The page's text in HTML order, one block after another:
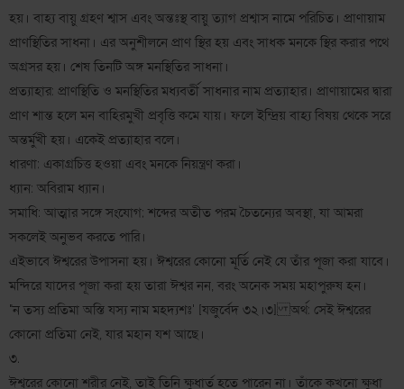
হয়। বাহ্য বায়ু গ্রহণ শ্বাস এবং অন্তঃস্থ বায়ু ত্যাগ প্রশ্বাস নামে পরিচিত। প্রাণায়াম
প্রাণস্থিতির সাধনা। এর অনুশীলনে প্রাণ স্থির হয় এবং সাধক মনকে স্থির করার পথে
অগ্রসর হয়। শেষ তিনটি অঙ্গ মনস্থিতির সাধনা।
প্রত্যাহার: প্রাণস্থিতি ও মনস্থিতির মধ্যবর্তী সাধনার নাম প্রত্যাহার। প্রাণায়ামের দ্বারা
প্রাণ শান্ত হলে মন বাহিরমুখী প্রবৃত্তি কমে যায়। ফলে ইন্দ্রিয় বাহ্য বিষয় থেকে সরে
অন্তর্মুখী হয়। একেই প্রত্যাহার বলে।
ধারণা: একাগ্রচিত্ত হওয়া এবং মনকে নিয়ন্ত্রণ করা।
ধ্যান: অবিরাম ধ্যান।
সমাধি: আত্মার সঙ্গে সংযোগ; শব্দের অতীত পরম চৈতন্যের অবস্থা, যা আমরা
সকলেই অনুভব করতে পারি।
এইভাবে ঈশ্বরের উপাসনা হয়। ঈশ্বরের কোনো মূর্তি নেই যে তাঁর পূজা করা যাবে।
মন্দিরে যাদের পূজা করা হয় তারা ঈশ্বর নন, বরং অনেক সময় মহাপুরুষ হন।
"ন তস্য প্রতিমা অস্তি যস্য নাম মহদ্যশঃ' [যজুর্বেদ ৩২।৩] অর্থ: সেই ঈশ্বরের
কোনো প্রতিমা নেই, যার মহান যশ আছে।
৩.
ঈশ্বরের কোনো শরীর নেই, তাই তিনি ক্ষুধার্ত হতে পারেন না। তাঁকে কখনো ক্ষুধা